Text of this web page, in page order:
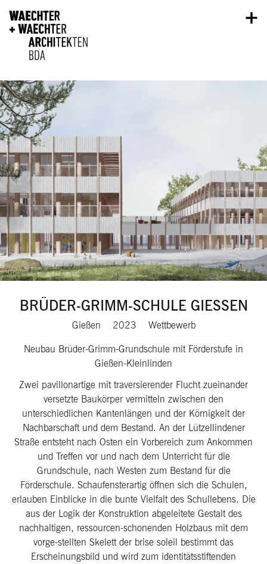
BRÜDER-GRIMM-SCHULE GIESSEN
Gießen 2023
Wettbewerb
Neubau Brüder-Grimm-Grundschule mit Förderstufe in
Gießen-Kleinlinden
Zwei pavillonartige mit traversierender Flucht zueinander
versetzte Baukörper vermitteln zwischen den
unterschiedlichen Kantenlängen und der Körnigkeit der
Nachbarschaft und dem Bestand. An der Lützellindener
Straße entsteht nach Osten ein Vorbereich zum Ankommen
und Treffen vor und nach dem Unterricht für die
Grundschule, nach Westen zum Bestand für die
Förderschule. Schaufensterartig öffnen sich die Schulen,
erlauben Einblicke in die bunte Vielfalt des Schullebens. Die
aus der Logik der Konstruktion abgeleitete Gestalt des
nachhaltigen, ressourcen-schonenden Holzbaus mit dem
vorge-stellten Skelett der brise soleil bestimmt das
Erscheinungsbild und wird zum identitätsstiftenden